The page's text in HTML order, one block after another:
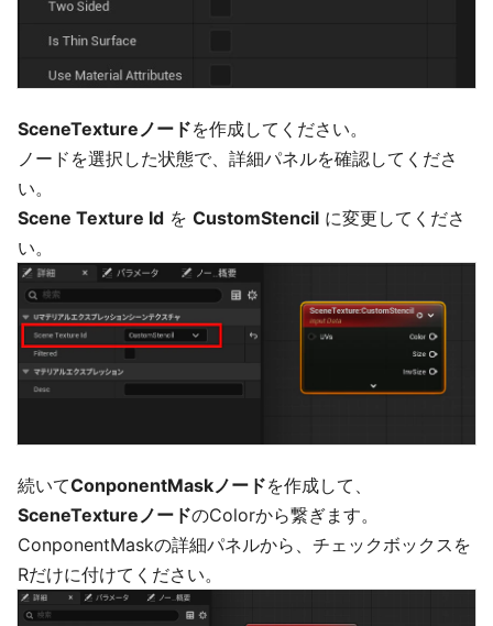
SceneTextureノードを作成してください。
ノードを選択した状態で、詳細パネルを確認してくださ
い。
Scene Texture Id を CustomStencil に変更してくださ
い。
続いてConponentMaskノードを作成して、
SceneTextureノードのColorから繋ぎます。
ConponentMaskの詳細パネルから、チェックボックスを
Rだけに付けてください。